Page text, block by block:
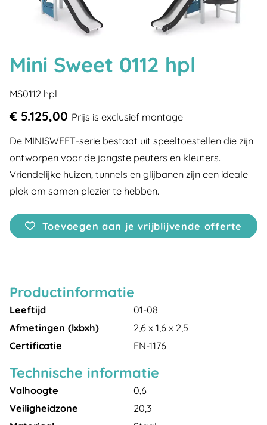
Mini Sweet 0112 hpl
MS0112 hpl
€ 5.125,00 Prijs is exclusief montage
De MINISWEET-serie bestaat uit speeltoestellen die zijn
ontworpen voor de jongste peuters en kleuters.
Vriendelijke huizen, tunnels en glijbanen zijn een ideale
plek om samen plezier te hebben.
Toevoegen aan je vrijblijvende offerte
Productinformatie
Leeftijd
01-08
Afmetingen (lxbxh)
2,6 x 1,6 x 2,5
Certificatie
EN-1176
Technische informatie
Valhoogte
0,6
Veiligheidzone
20,3